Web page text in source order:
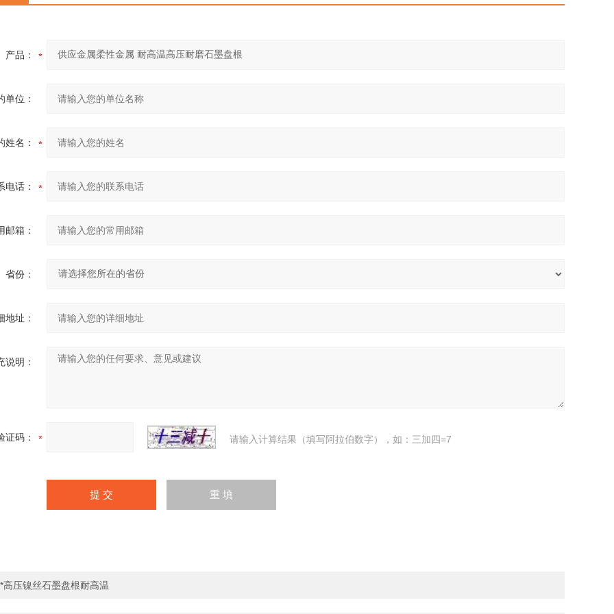
产品：
单位：
姓名：
电话：
邮箱：
省份：
地址：
说明：
证码： 请输入计算结果（填写阿拉伯数字），如：三加四=7
*高压镍丝石墨盘根耐高温